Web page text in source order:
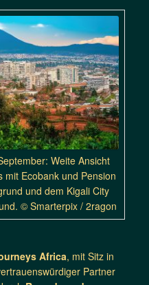
Weite Ansicht
mit Ecobank und Pension
und dem Kigali City
© Smarterpix / 2ragon
Africa, mit Sitz in
Partner